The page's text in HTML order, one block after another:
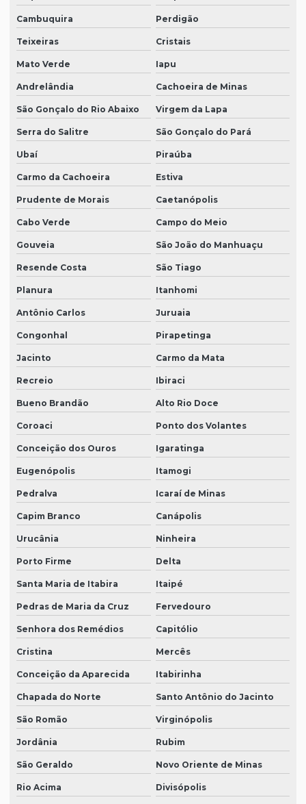
Cambuquira Perdigão
Teixeiras Cristais
Mato Verde Iapu
Andrelândia Cachoeira de Minas
São Gonçalo do Rio Abaixo Virgem da Lapa
Serra do Salitre São Gonçalo do Pará
Ubaí Piraúba
Carmo da Cachoeira Estiva
Prudente de Morais Caetanópolis
Cabo Verde Campo do Meio
Gouveia São João do Manhuaçu
Resende Costa São Tiago
Planura Itanhomi
Antônio Carlos Juruaia
Congonhal Pirapetinga
Jacinto Carmo da Mata
Recreio Ibiraci
Bueno Brandão Alto Rio Doce
Coroaci Ponto dos Volantes
Conceição dos Ouros Igaratinga
Eugenópolis Itamogi
Pedralva Icaraí de Minas
Capim Branco Canápolis
Urucânia Ninheira
Porto Firme Delta
Santa Maria de Itabira Itaipé
Pedras de Maria da Cruz Fervedouro
Senhora dos Remédios Capitólio
Cristina Mercês
Conceição da Aparecida Itabirinha
Chapada do Norte Santo Antônio do Jacinto
São Romão Virginópolis
Jordânia Rubim
São Geraldo Novo Oriente de Minas
Rio Acima Divisópolis